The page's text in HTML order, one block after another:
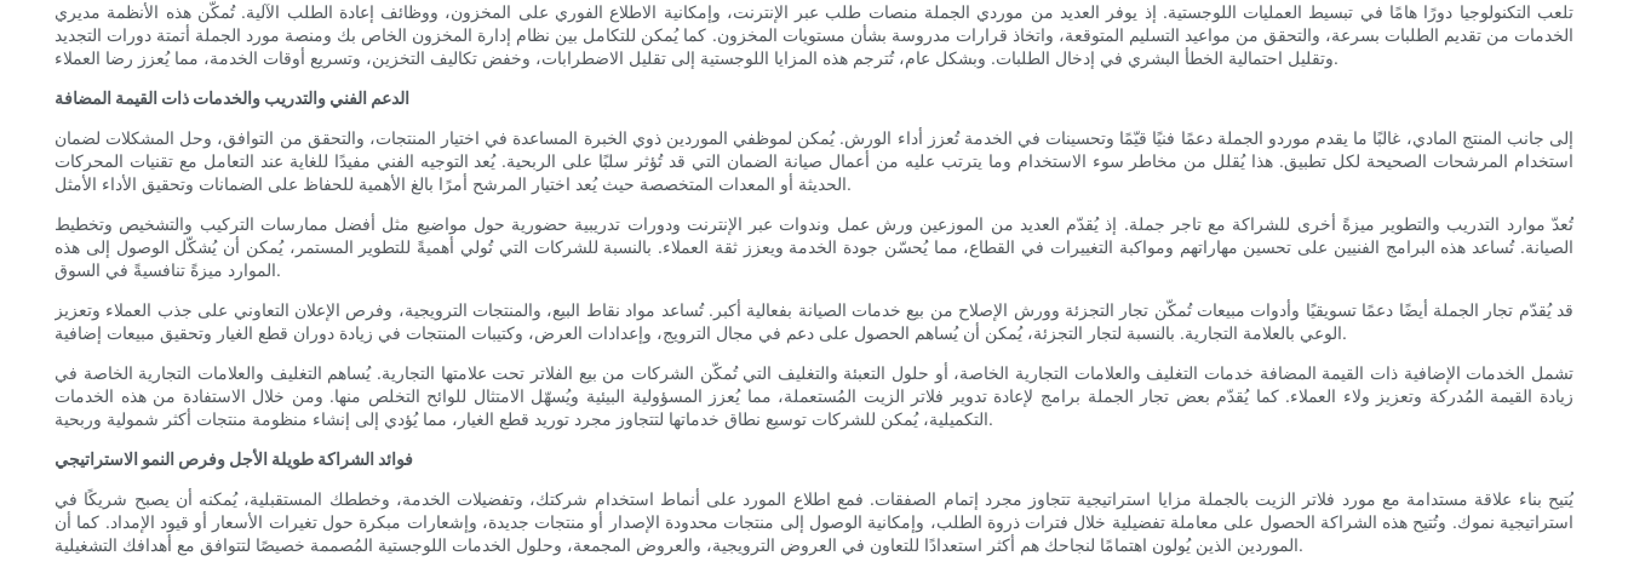
تلعب التكنولوجيا دورًا هامًا في تبسيط العمليات اللوجستية. إذ يوفر العديد من موردي الجملة منصات طلب عبر الإنترنت، وإمكانية الاطلاع الفوري على المخزون، ووظائف إعادة الطلب الآلية. تُمكّن هذه الأنظمة مديري
الخدمات من تقديم الطلبات بسرعة، والتحقق من مواعيد التسليم المتوقعة، واتخاذ قرارات مدروسة بشأن مستويات المخزون. كما يُمكن للتكامل بين نظام إدارة المخزون الخاص بك ومنصة مورد الجملة أتمتة دورات التجديد
وتقليل احتمالية الخطأ البشري في إدخال الطلبات. وبشكل عام، تُترجم هذه المزايا اللوجستية إلى تقليل الاضطرابات، وخفض تكاليف التخزين، وتسريع أوقات الخدمة، مما يُعزز رضا العملاء.
الدعم الفني والتدريب والخدمات ذات القيمة المضافة
إلى جانب المنتج المادي، غالبًا ما يقدم موردو الجملة دعمًا فنيًا قيّمًا وتحسينات في الخدمة تُعزز أداء الورش. يُمكن لموظفي الموردين ذوي الخبرة المساعدة في اختيار المنتجات، والتحقق من التوافق، وحل المشكلات لضمان
استخدام المرشحات الصحيحة لكل تطبيق. هذا يُقلل من مخاطر سوء الاستخدام وما يترتب عليه من أعمال صيانة الضمان التي قد تُؤثر سلبًا على الربحية. يُعد التوجيه الفني مفيدًا للغاية عند التعامل مع تقنيات المحركات
الحديثة أو المعدات المتخصصة حيث يُعد اختيار المرشح أمرًا بالغ الأهمية للحفاظ على الضمانات وتحقيق الأداء الأمثل.
تُعدّ موارد التدريب والتطوير ميزةً أخرى للشراكة مع تاجر جملة. إذ يُقدّم العديد من الموزعين ورش عمل وندوات عبر الإنترنت ودورات تدريبية حضورية حول مواضيع مثل أفضل ممارسات التركيب والتشخيص وتخطيط
الصيانة. تُساعد هذه البرامج الفنيين على تحسين مهاراتهم ومواكبة التغييرات في القطاع، مما يُحسّن جودة الخدمة ويعزز ثقة العملاء. بالنسبة للشركات التي تُولي أهميةً للتطوير المستمر، يُمكن أن يُشكّل الوصول إلى هذه
الموارد ميزةً تنافسيةً في السوق.
قد يُقدّم تجار الجملة أيضًا دعمًا تسويقيًا وأدوات مبيعات تُمكّن تجار التجزئة وورش الإصلاح من بيع خدمات الصيانة بفعالية أكبر. تُساعد مواد نقاط البيع، والمنتجات الترويجية، وفرص الإعلان التعاوني على جذب العملاء وتعزيز
الوعي بالعلامة التجارية. بالنسبة لتجار التجزئة، يُمكن أن يُساهم الحصول على دعم في مجال الترويج، وإعدادات العرض، وكتيبات المنتجات في زيادة دوران قطع الغيار وتحقيق مبيعات إضافية.
تشمل الخدمات الإضافية ذات القيمة المضافة خدمات التغليف والعلامات التجارية الخاصة، أو حلول التعبئة والتغليف التي تُمكّن الشركات من بيع الفلاتر تحت علامتها التجارية. يُساهم التغليف والعلامات التجارية الخاصة في
زيادة القيمة المُدركة وتعزيز ولاء العملاء. كما يُقدّم بعض تجار الجملة برامج لإعادة تدوير فلاتر الزيت المُستعملة، مما يُعزز المسؤولية البيئية ويُسهّل الامتثال للوائح التخلص منها. ومن خلال الاستفادة من هذه الخدمات
التكميلية، يُمكن للشركات توسيع نطاق خدماتها لتتجاوز مجرد توريد قطع الغيار، مما يُؤدي إلى إنشاء منظومة منتجات أكثر شمولية وربحية.
فوائد الشراكة طويلة الأجل وفرص النمو الاستراتيجي
يُتيح بناء علاقة مستدامة مع مورد فلاتر الزيت بالجملة مزايا استراتيجية تتجاوز مجرد إتمام الصفقات. فمع اطلاع المورد على أنماط استخدام شركتك، وتفضيلات الخدمة، وخططك المستقبلية، يُمكنه أن يصبح شريكًا في
استراتيجية نموك. وتُتيح هذه الشراكة الحصول على معاملة تفضيلية خلال فترات ذروة الطلب، وإمكانية الوصول إلى منتجات محدودة الإصدار أو منتجات جديدة، وإشعارات مبكرة حول تغيرات الأسعار أو قيود الإمداد. كما أن
الموردين الذين يُولون اهتمامًا لنجاحك هم أكثر استعدادًا للتعاون في العروض الترويجية، والعروض المجمعة، وحلول الخدمات اللوجستية المُصممة خصيصًا لتتوافق مع أهدافك التشغيلية.